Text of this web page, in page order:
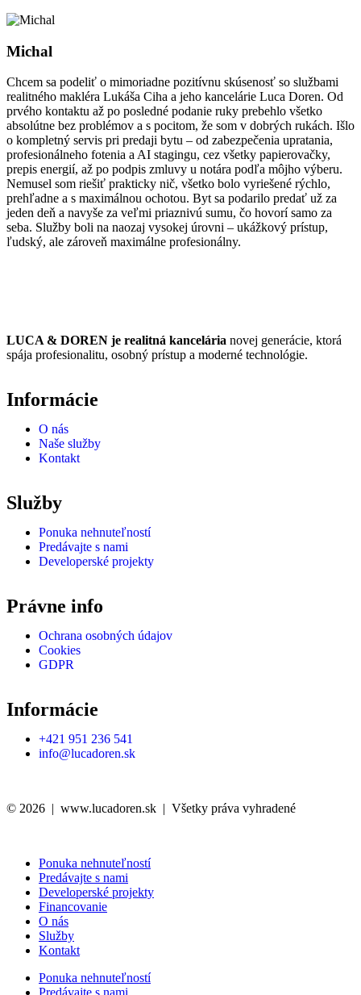
Michal
Chcem sa podeliť o mimoriadne pozitívnu skúsenosť so službami
realitného makléra Lukáša Ciha a jeho kancelárie Luca Doren. Od
prvého kontaktu až po posledné podanie ruky prebehlo všetko
absolútne bez problémov a s pocitom, že som v dobrých rukách. Išlo
o kompletný servis pri predaji bytu – od zabezpečenia upratania,
profesionálneho fotenia a AI stagingu, cez všetky papierovačky,
prepis energií, až po podpis zmluvy u notára podľa môjho výberu.
Nemusel som riešiť prakticky nič, všetko bolo vyriešené rýchlo,
prehľadne a s maximálnou ochotou. Byt sa podarilo predať už za
jeden deň a navyše za veľmi priaznivú sumu, čo hovorí samo za
seba. Služby boli na naozaj vysokej úrovni – ukážkový prístup,
ľudský, ale zároveň maximálne profesionálny.
LUCA & DOREN je realitná kancelária novej generácie, ktorá
spája profesionalitu, osobný prístup a moderné technológie.
Informácie
O nás
Naše služby
Kontakt
Služby
Ponuka nehnuteľností
Predávajte s nami
Developerské projekty
Právne info
Ochrana osobných údajov
Cookies
GDPR
Informácie
+421 951 236 541
info@lucadoren.sk
© 2026 | www.lucadoren.sk | Všetky práva vyhradené
Ponuka nehnuteľností
Predávajte s nami
Developerské projekty
Financovanie
O nás
Služby
Kontakt
Ponuka nehnuteľností